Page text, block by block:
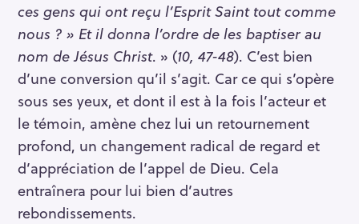
ces gens qui ont reçu l’Esprit Saint tout comme
nous ? » Et il donna l’ordre de les baptiser au
nom de Jésus Christ. » (10, 47-48). C’est bien
d’une conversion qu’il s’agit. Car ce qui s’opère
sous ses yeux, et dont il est à la fois l’acteur et
le témoin, amène chez lui un retournement
profond, un changement radical de regard et
d’appréciation de l’appel de Dieu. Cela
entraînera pour lui bien d’autres
rebondissements.